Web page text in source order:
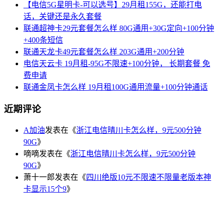
【电信5G星明卡-可以选号】29月租155G，还能打电
话，关键还是永久套餐
联通超神卡29元套餐怎么样 80G通用+30G定向+100分钟
+400条短信
联通天龙卡49元套餐怎么样 203G通用+200分钟
电信天云卡 19月租-95G不限速+100分钟， 长期套餐 免
费申请
联通金凤卡怎么样 19月租100G通用流量+100分钟通话
近期评论
A加油发表在《浙江电信晴川卡怎么样，9元500分钟
90G》
嘀嘀发表在《浙江电信晴川卡怎么样，9元500分钟
90G》
萧十一郎发表在《四川绝版10元不限速不限量老版本神
卡显示15个9》